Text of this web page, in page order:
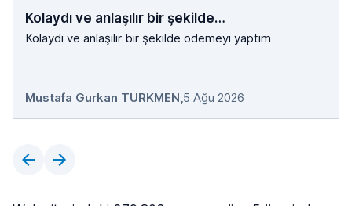
Kolaydı ve anlaşılır bir şekilde…
Kolaydı ve anlaşılır bir şekilde ödemeyi yaptım
Mustafa Gurkan TURKMEN,5 Ağu 2026